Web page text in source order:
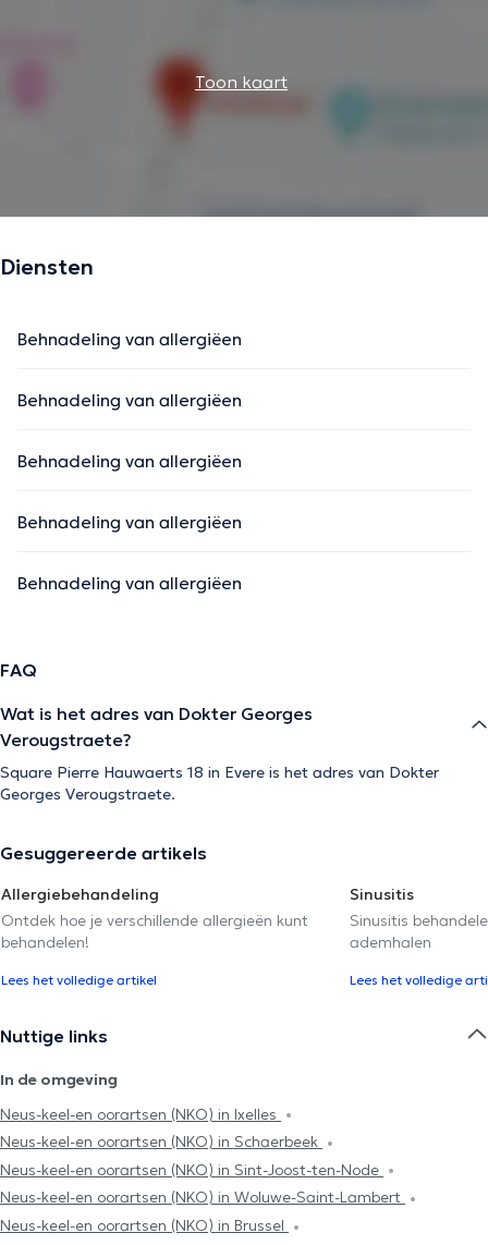
Toon kaart
Diensten
Behnadeling van allergiëen
Behnadeling van allergiëen
Behnadeling van allergiëen
Behnadeling van allergiëen
Behnadeling van allergiëen
FAQ
Wat is het adres van Dokter Georges
Verougstraete?
Square Pierre Hauwaerts 18 in Evere is het adres van Dokter
Georges Verougstraete.
Gesuggereerde artikels
Allergiebehandeling
Ontdek hoe je verschillende allergieën kunt
behandelen!
Lees het volledige artikel
Sinusitis
Sinusitis
ademhalen
Lees het volledige
Nuttige links
In de omgeving
Neus-keel-en oorartsen (NKO) in Ixelles
Neus-keel-en oorartsen (NKO) in Schaerbeek
Neus-keel-en oorartsen (NKO) in Sint-Joost-ten-Node
Neus-keel-en oorartsen (NKO) in Woluwe-Saint-Lambert
Neus-keel-en oorartsen (NKO) in Brussel